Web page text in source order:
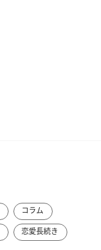
コラム
恋愛長続き